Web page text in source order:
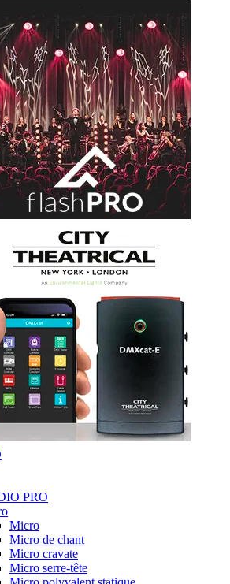
PRO
Micro
Micro de chant
Micro cravate
Micro serre-tête